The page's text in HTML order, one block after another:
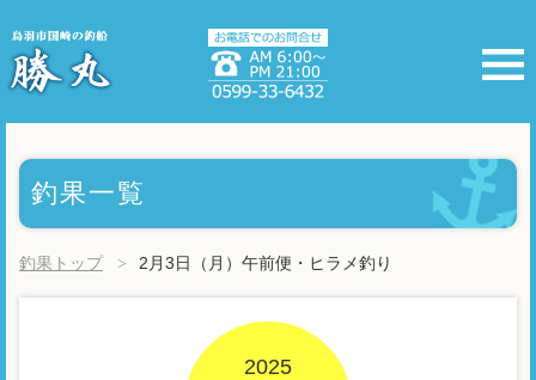
釣果一覧
釣果トップ 2月3日（月）午前便・ヒラメ釣り
2025